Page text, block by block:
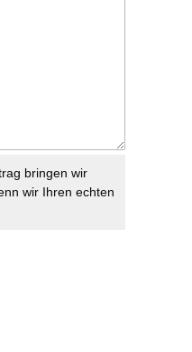
bringen wir
wir Ihren echten